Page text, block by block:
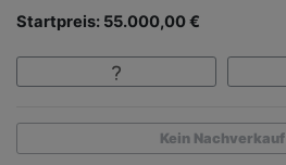
Startpreis: 55.000,00 €
Kein Nachverkauf